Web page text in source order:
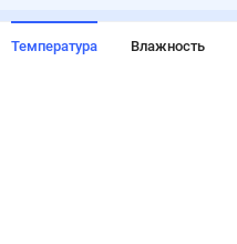
Температура Влажность